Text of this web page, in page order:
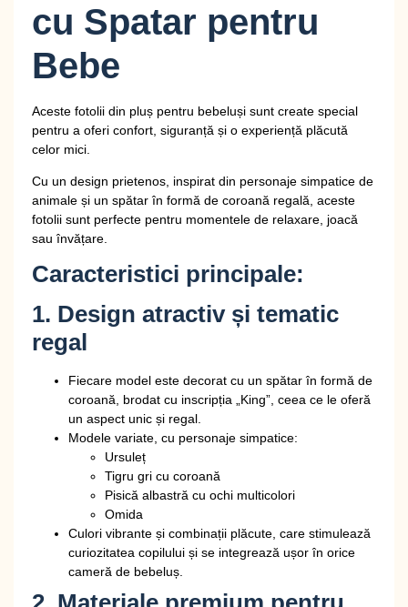
cu Spatar pentru
Bebe
Aceste fotolii din pluș pentru bebeluși sunt create special
pentru a oferi confort, siguranță și o experiență plăcută
celor mici.
Cu un design prietenos, inspirat din personaje simpatice de
animale și un spătar în formă de coroană regală, aceste
fotolii sunt perfecte pentru momentele de relaxare, joacă
sau învățare.
Caracteristici principale:
1. Design atractiv și tematic
regal
Fiecare model este decorat cu un spătar în formă de
coroană , brodat cu inscripția „King” , ceea ce le oferă
un aspect unic și regal.
Modele variate, cu personaje simpatice:
Ursuleț
Tigru gri cu coroană
Pisică albastră cu ochi multicolori
Omida
Culori vibrante și combinații plăcute, care stimulează
curiozitatea copilului și se integrează ușor în orice
cameră de bebeluș.